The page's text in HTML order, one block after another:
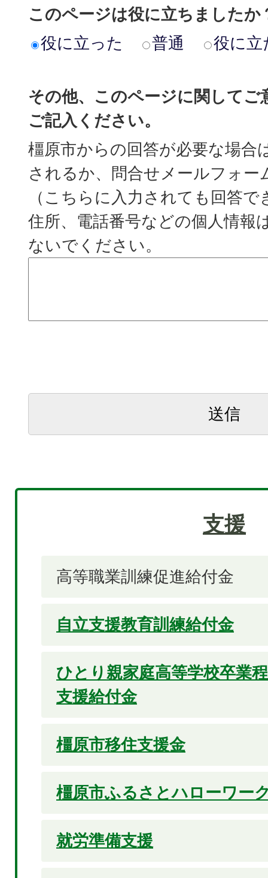
このページは役に立ちましたか
役に立った
普通 役に立
その他、このページに関してご
ご記入ください。
橿原市からの回答が必要な場合
されるか、問合せメールフォー
（こちらに入力されても回答
住所、電話番号などの個人情報
ないでください。
支援
高等職業訓練促進給付金
自立支援教育訓練給付金
ひとり親家庭高等学校卒業
支援給付金
橿原市移住支援金
橿原市ふるさとハローワー
就労準備支援